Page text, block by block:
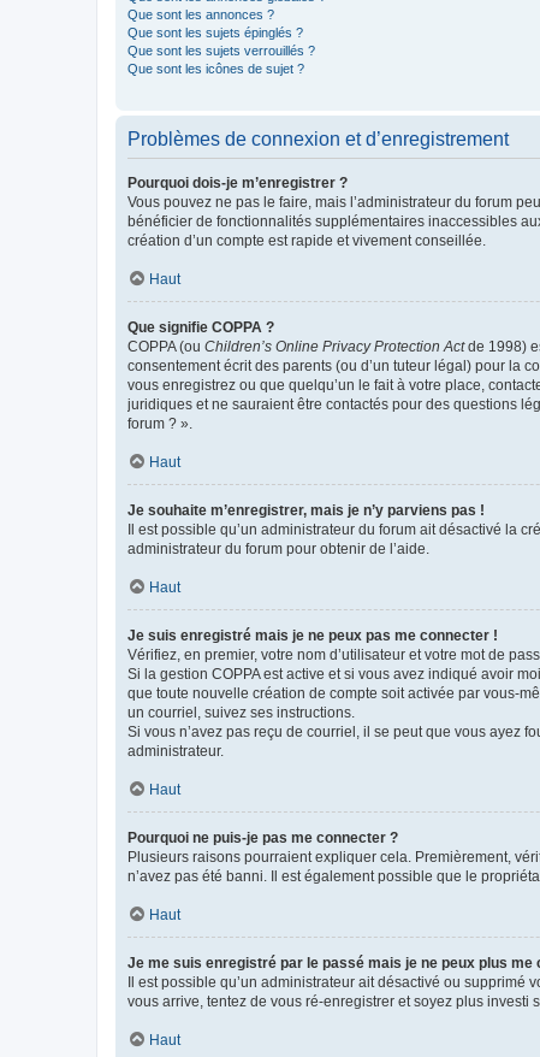
Que sont les annonces ?
Que sont les sujets épinglés ?
Que sont les sujets verrouillés ?
Que sont les icônes de sujet ?
Problèmes de connexion et d’enregistrement
Pourquoi dois-je m’enregistrer ?
Vous pouvez ne pas le faire, mais l’administrateur du forum
bénéficier de fonctionnalités supplémentaires inaccessibles
création d’un compte est rapide et vivement conseillée.
Haut
Que signifie COPPA ?
COPPA (ou Children’s Online Privacy Protection Actde 1998)
consentement écrit des parents (ou d’un tuteur légal) pour la
vous enregistrez ou que quelqu’un le fait à votre place,
juridiques et ne sauraient être contactés pour des questions
forum ? ».
Haut
Je souhaite m’enregistrer, mais je n’y parviens pas !
Il est possible qu’un administrateur du forum ait désactivé la
administrateur du forum pour obtenir de l’aide.
Haut
Je suis enregistré mais je ne peux pas me connecter !
Vérifiez, en premier, votre nom d’utilisateur et votre mot de
Si la gestion COPPA est active et si vous avez indiqué avoir
que toute nouvelle création de compte soit activée par vous-
un courriel, suivez ses instructions.
Si vous n’avez pas reçu de courriel, il se peut que vous ayez
administrateur.
Haut
Pourquoi ne puis-je pas me connecter ?
Plusieurs raisons pourraient expliquer cela. Premièrement,
n’avez pas été banni. Il est également possible que le
Haut
Je me suis enregistré par le passé mais je ne peux plus me
Il est possible qu’un administrateur ait désactivé ou
vous arrive, tentez de vous ré-enregistrer et soyez plus investi
Haut